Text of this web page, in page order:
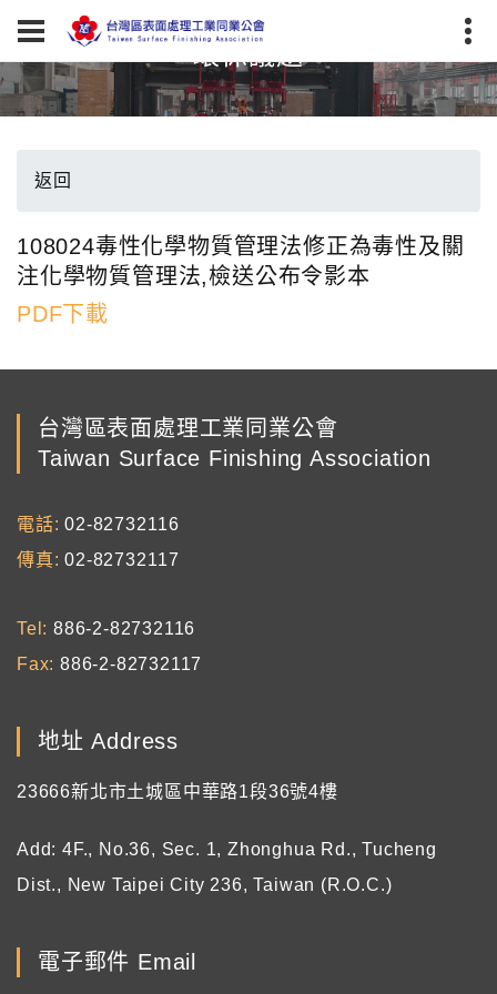
環保議題
返回
108024毒性化學物質管理法修正為毒性及關
注化學物質管理法,檢送公布令影本
PDF下載
台灣區表面處理工業同業公會
Taiwan Surface Finishing Association
電話
02-82732116
傳真
02-82732117
Tel
886-2-82732116
Fax 886-2-82732117
地址 Address
23666新北市土城區中華路1段36號4樓
Add: 4F., No.36, Sec. 1, Zhonghua Rd., Tucheng
Dist., New Taipei City 236, Taiwan (R.O.C.)
電子郵件 Email